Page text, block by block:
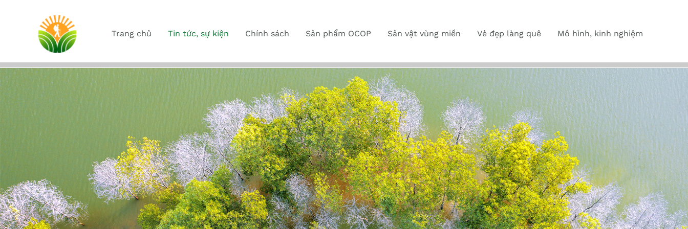
Trang chủ Tin tức, sự kiện Chính sách Sản phẩm OCOP Sản vật vùng miền Vẻ đẹp làng quê Mô hình, kinh nghiệm